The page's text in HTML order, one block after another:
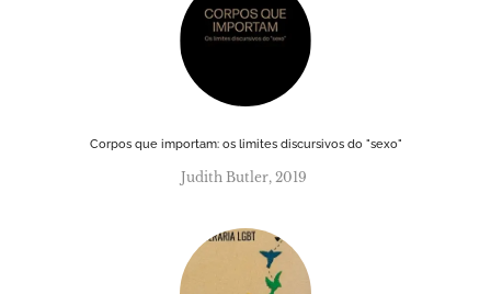
Corpos que importam: os limites discursivos do "sexo"
Judith Butler, 2019